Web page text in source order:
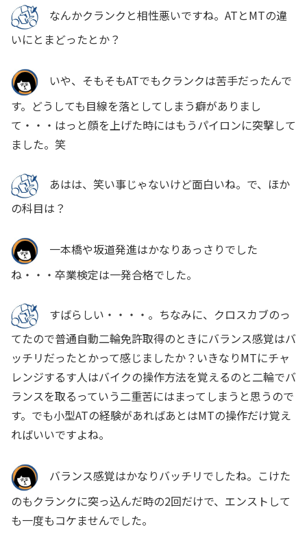
なんかクランクと相性悪いですね。ATとMTの違
いにとまどったとか？
いや、そもそもATでもクランクは苦手だったんで
す。どうしても目線を落としてしまう癖がありまし
て・・・はっと顔を上げた時にはもうパイロンに突撃して
ました。笑
あはは、笑い事じゃないけど面白いね。で、ほか
の科目は？
一本橋や坂道発進はかなりあっさりでした
ね・・・卒業検定は一発合格でした。
すばらしい・・・・。ちなみに、クロスカブのっ
てたので普通自動二輪免許取得のときにバランス感覚はバ
ッチリだったとかって感じましたか？いきなりMTにチャ
レンジするす人はバイクの操作方法を覚えるのと二輪でバ
ランスを取るっていう二重苦にはまってしまうと思うので
す。でも小型ATの経験があればあとはMTの操作だけ覚え
ればいいですよね。
バランス感覚はかなりバッチリでしたね。こけた
のもクランクに突っ込んだ時の2回だけで、エンストして
も一度もコケませんでした。